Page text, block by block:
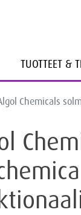
TUOTTEET &
Chemicals